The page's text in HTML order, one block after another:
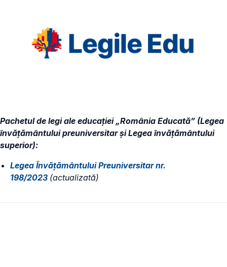
Pachetul de legi ale educației „România Educată” (Legea
învățământului preuniversitar și Legea învățământului
superior):
Legea Învățământului Preuniversitar nr.
198/2023 (actualizată)